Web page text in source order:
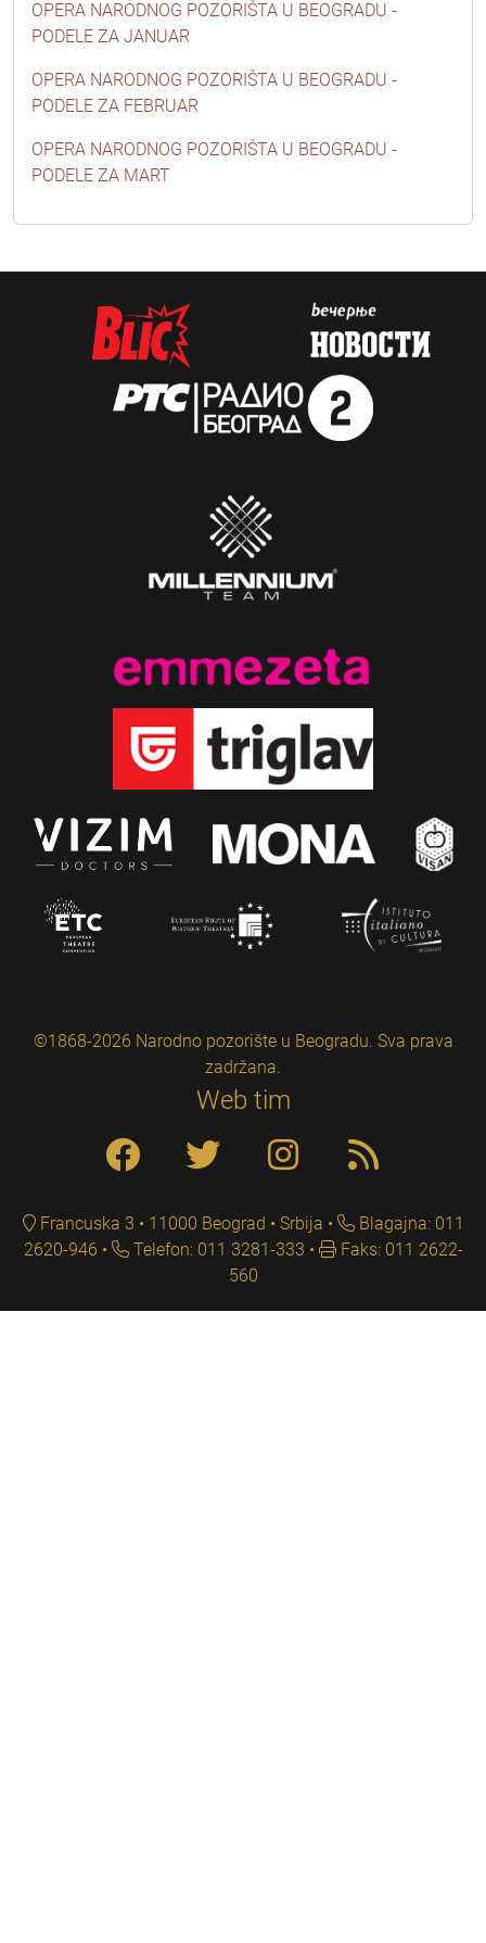
OPERA NARODNOG POZORIŠTA U BEOGRADU -
PODELE ZA JANUAR
OPERA NARODNOG POZORIŠTA U BEOGRADU -
PODELE ZA FEBRUAR
OPERA NARODNOG POZORIŠTA U BEOGRADU -
PODELE ZA MART
©1868-2026 Narodno pozorište u Beogradu. Sva prava
zadržana.
Web tim
Francuska 3 • 11000 Beograd • Srbija
Blagajna: 011
2620-946
Telefon: 011 3281-333
Faks: 011 2622-
560